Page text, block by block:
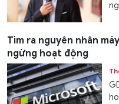
Tìm ra nguyên nhân
ngừng hoạt động